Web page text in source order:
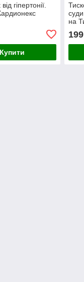
гіпертонії.
Купити
на
199